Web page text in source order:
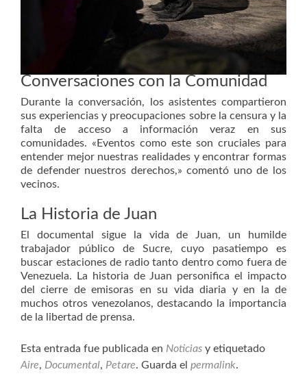
Conversaciones con la Comunidad
Durante la conversación, los asistentes compartieron
sus experiencias y preocupaciones sobre la censura y la
falta de acceso a información veraz en sus
comunidades. «Eventos como este son cruciales para
entender mejor nuestras realidades y encontrar formas
de defender nuestros derechos,» comentó uno de los
vecinos.
La Historia de Juan
El documental sigue la vida de Juan, un humilde
trabajador público de Sucre, cuyo pasatiempo es
buscar estaciones de radio tanto dentro como fuera de
Venezuela. La historia de Juan personifica el impacto
del cierre de emisoras en su vida diaria y en la de
muchos otros venezolanos, destacando la importancia
de la libertad de prensa.
Esta entrada fue publicada en Noticias y etiquetado
Aire, Documental, Petare. Guarda el permalink.